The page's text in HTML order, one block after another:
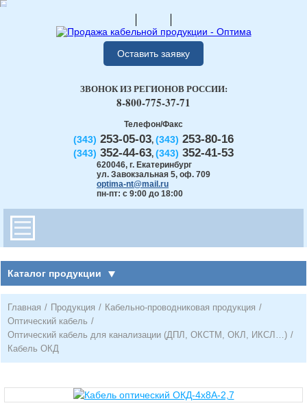
Оставить заявку
Телефон/Факс
(343) 253-05-03, (343) 253-80-16
(343) 352-44-63, (343) 352-41-53
620046, г. Екатеринбург
ул. Завокзальная 5, оф. 709
optima-nt@mail.ru
пн-пт: с 9:00 до 18:00
ЗВОНОК ИЗ РЕГИОНОВ РОССИИ:
8-800-775-37-71
Каталог продукции
Главная / Продукция / Кабельно-проводниковая продукция /
Оптический кабель /
Оптический кабель для канализации (ДПЛ, ОКСТМ, ОКЛ, ИКСЛ…) /
Кабель ОКД